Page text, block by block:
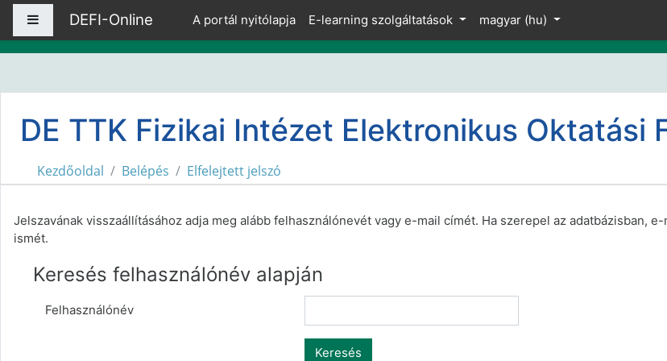
Tovább a fő tartalomhoz
Oldalpanel
DEFI-Online A portál nyitólapja E-learning szolgáltatások magyar ‎(hu)‎
DE TTK Fizikai Intézet Elektronikus Oktatási
Kezdőoldal Belépés Elfelejtett jelszó
Jelszavának visszaállításához adja meg alább felhasználónevét vagy e-mail címét. Ha szerepel az adatbázisban,
ismét.
Keresés felhasználónév alapján
Felhasználónév